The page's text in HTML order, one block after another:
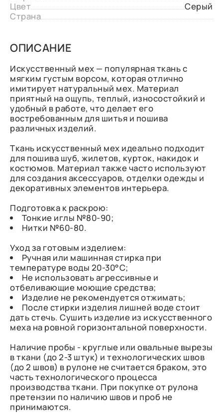
Цвет
Серый
Страна
ОПИСАНИЕ
Искусственный мех — популярная ткань с
мягким густым ворсом, которая отлично
имитирует натуральный мех. Материал
приятный на ощупь, теплый, износостойкий и
удобный в работе, что делает его
востребованным для шитья и пошива
различных изделий.
Ткань искусственный мех идеально подходит
для пошива шуб, жилетов, курток, накидок и
костюмов. Материал также часто используют
для создания аксессуаров, отделки одежды и
декоративных элементов интерьера.
Подготовка к раскрою:
Тонкие иглы №80-90;
Нитки №60-80.
Уход за готовым изделием:
Ручная или машинная стирка при
температуре воды 20-30°С;
Не использовать агрессивные и
отбеливающие моющие средства;
Изделие не рекомендуется отжимать;
После стирки изделия лишней воде стоит
дать стечь. Сушить изделие из искусственного
меха на ровной горизонтальной поверхности.
Наличие пробы - круглые или овальные вырезы
в ткани (до 2-3 штук) и технологических швов
(до 2 швов) в рулоне не считается браком, это
часть технологического процесса
производства ткани. При покупке от рулона
претензии по наличию швов и проб не
принимаются.